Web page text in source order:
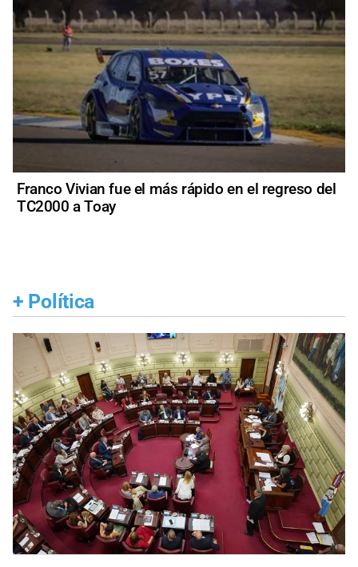
Franco Vivian fue el más rápido en el regreso del
TC2000 a Toay
+ Política